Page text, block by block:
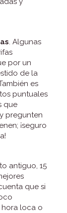
. Algunas
por un
de la
es
puntuales
que
pregunten
¡seguro
antiguo, 15
que si
hora loca o